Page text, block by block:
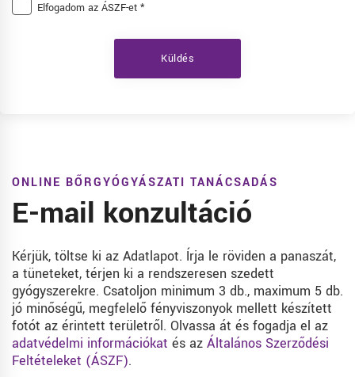
Elfogadom az ÁSZF-et *
Küldés
ONLINE BŐRGYÓGYÁSZATI TANÁCSADÁS
E-mail konzultáció
Kérjük, töltse ki az Adatlapot. Írja le röviden a panaszát,
a tüneteket, térjen ki a rendszeresen szedett
gyógyszerekre. Csatoljon minimum 3 db., maximum 5 db.
jó minőségű, megfelelő fényviszonyok mellett készített
fotót az érintett területről. Olvassa át és fogadja el az
adatvédelmi információkat és az Általános Szerződési
Feltételeket (ÁSZF).